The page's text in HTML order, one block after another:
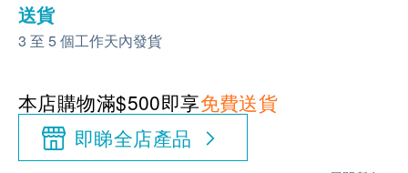
送貨
3 至 5 個工作天內發貨
本店購物滿$500即享免費送貨
即睇全店產品